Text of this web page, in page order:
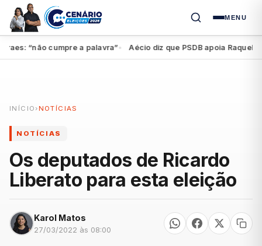
MENU
“não cumpre a palavra”● Aécio diz que PSDB apoia Raquel,
INÍCIO › NOTÍCIAS
NOTÍCIAS
Os deputados de Ricardo
Liberato para esta eleição
Karol Matos
27/03/2022 às 08:00